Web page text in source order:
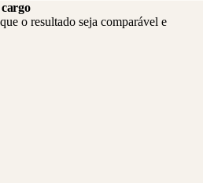
o resultado seja comparável e